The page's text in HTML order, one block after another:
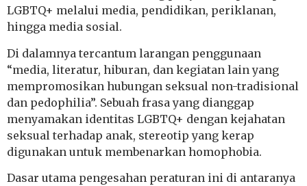
LGBTQ+ melalui media, pendidikan, periklanan,
hingga media sosial.
Di dalamnya tercantum larangan penggunaan
“media, literatur, hiburan, dan kegiatan lain yang
mempromosikan hubungan seksual non-tradisional
dan pedophilia”. Sebuah frasa yang dianggap
menyamakan identitas LGBTQ+ dengan kejahatan
seksual terhadap anak, stereotip yang kerap
digunakan untuk membenarkan homophobia.
Dasar utama pengesahan peraturan ini di antaranya